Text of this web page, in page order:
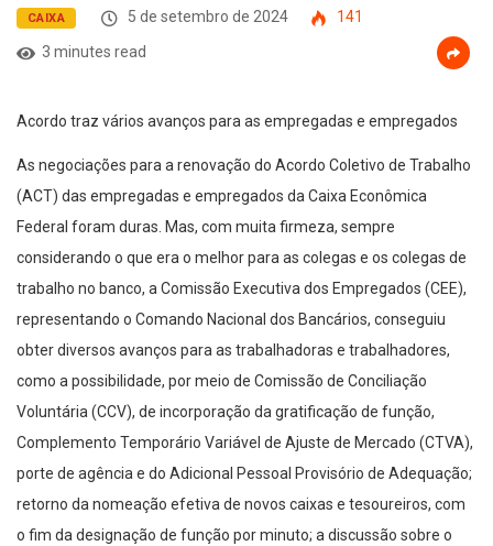
CAIXA 5 de setembro de 2024
141
3 minutes read
Acordo traz vários avanços para as empregadas e empregados
As negociações para a renovação do Acordo Coletivo de Trabalho
(ACT) das empregadas e empregados da Caixa Econômica
Federal foram duras. Mas, com muita firmeza, sempre
considerando o que era o melhor para as colegas e os colegas de
trabalho no banco, a Comissão Executiva dos Empregados (CEE),
representando o Comando Nacional dos Bancários, conseguiu
obter diversos avanços para as trabalhadoras e trabalhadores,
como a possibilidade, por meio de Comissão de Conciliação
Voluntária (CCV), de incorporação da gratificação de função,
Complemento Temporário Variável de Ajuste de Mercado (CTVA),
porte de agência e do Adicional Pessoal Provisório de Adequação;
retorno da nomeação efetiva de novos caixas e tesoureiros, com
o fim da designação de função por minuto; a discussão sobre o